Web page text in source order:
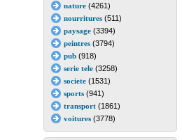
nature(4261)
nourritures(511)
paysage(3394)
peintres(3794)
pub(918)
serie tele(3258)
societe(1531)
sports(941)
transport(1861)
voitures(3778)